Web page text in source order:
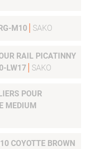
M10 SAKO
RAIL PICATINNY
LW17
SAKO
POUR
MEDIUM
COYOTTE BROWN